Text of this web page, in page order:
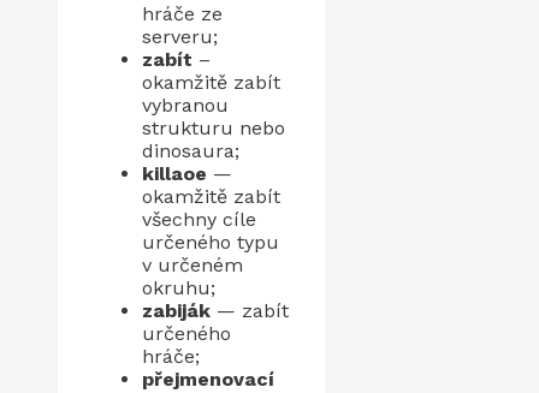
hráče ze
serveru;
zabít –
okamžitě zabít
vybranou
strukturu nebo
dinosaura;
killaoe —
okamžitě zabít
všechny cíle
určeného typu
v určeném
okruhu;
zabiják — zabít
určeného
hráče;
přejmenovací